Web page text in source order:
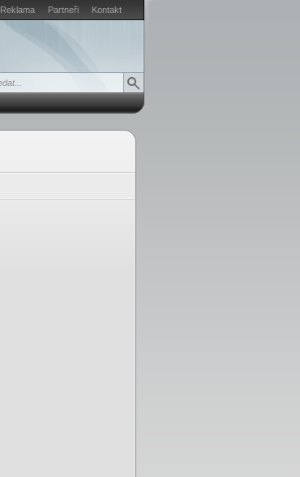
Reklama Partneři Kontakt